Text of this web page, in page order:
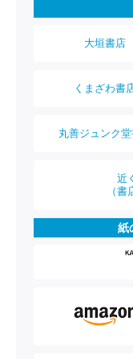
大垣書店
くまざわ書
丸善ジュンク
近
（
紙